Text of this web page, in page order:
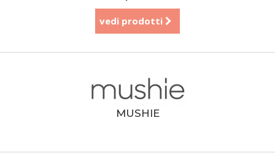
vedi prodotti
MUSHIE